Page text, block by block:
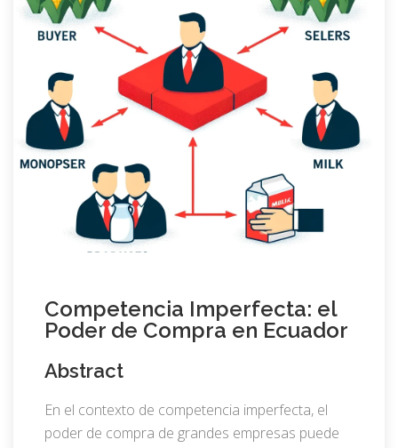
Competencia Imperfecta: el
Poder de Compra en Ecuador
Abstract
En el contexto de competencia imperfecta, el
poder de compra de grandes empresas puede